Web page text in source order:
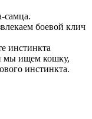
самца.
боевой клич
инстинкта
мы ищем кошку,
инстинкта.